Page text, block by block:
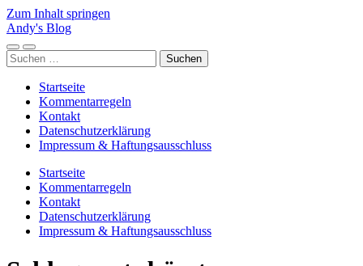
Zum Inhalt springen
Andy's Blog
Mobile-
Menü
Suchfeld
ein-/ausblenden
Suchen
nach:
Startseite
Kommentarregeln
Kontakt
Datenschutzerklärung
Impressum & Haftungsausschluss
Startseite
Kommentarregeln
Kontakt
Datenschutzerklärung
Impressum & Haftungsausschluss